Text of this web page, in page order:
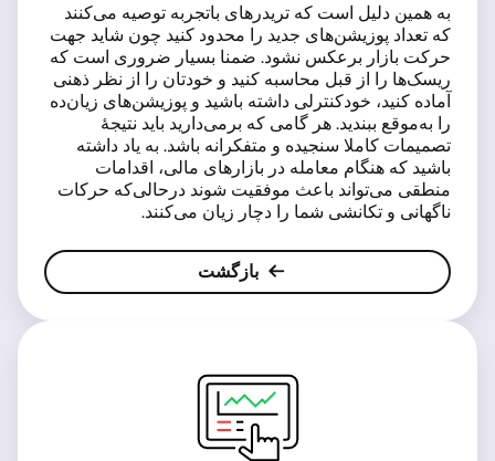
به همین دلیل است که تریدرهای باتجربه توصیه می‌کنند
که تعداد پوزیشن‌های جدید را محدود کنید چون شاید جهت
حرکت بازار برعکس نشود. ضمنا بسیار ضروری است که
ریسک‌ها را از قبل محاسبه کنید و خودتان را از نظر ذهنی
آماده کنید، خودکنترلی داشته باشید و پوزیشن‌های زیان‌ده
را به‌موقع ببندید. هر گامی که برمی‌دارید باید نتیجۀ
تصمیمات کاملا سنجیده و متفکرانه باشد. به یاد داشته
باشید که هنگام معامله در بازارهای مالی، اقدامات
منطقی می‌تواند باعث موفقیت شوند درحالی‌که حرکات
ناگهانی و تکانشی شما را دچار زیان می‌کنند.
بازگشت